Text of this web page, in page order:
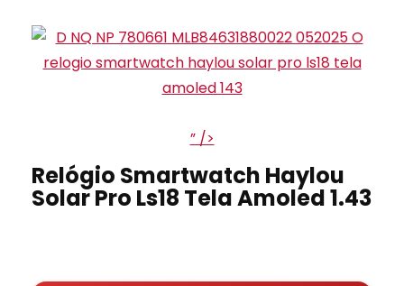
” />
Relógio Smartwatch Haylou
Solar Pro Ls18 Tela Amoled 1.43